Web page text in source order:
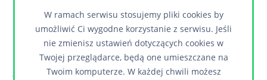
wykorzystywany do rozsyłki poczty (format
xxx.xxx.xxx.xxx).
Krok 2: Sprawdź, na których listach
jesteś
W ramach serwisu stosujemy pliki cookies by
umożliwić Ci wygodne korzystanie z serwisu. Jeśli
nie zmienisz ustawień dotyczących cookies w
Twojej przeglądarce, będą one umieszczane na
Twoim komputerze. W każdej chwili możesz